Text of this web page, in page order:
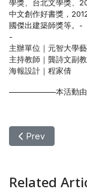
學獎、台北文學獎、
中文創作好書獎，
國傑出建築師獎等。-
-
主辦單位｜元智大學
主持教師｜龔詩文副
海報設計｜程家倩
——————本活動
Previous article:
Prev
Related